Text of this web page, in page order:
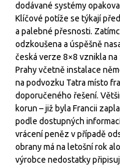
dodávané systémy
Klíčové potíže se týkají
a palebné přesnosti.
odzkoušena a úspěšně
česká verze 8×8 vznikla
Prahy včetně instalace
na podvozku Tatra místo
doporučeného řešení.
korun – již byla Francii
podle dostupných
vrácení peněz v případě
obrany má na letošní rok
výrobce nedostatky